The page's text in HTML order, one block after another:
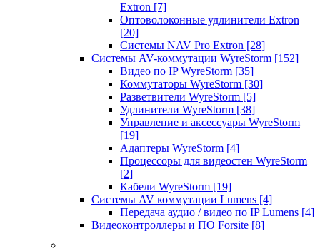
Extron [7]
Оптоволоконные удлинители Extron
[20]
Системы NAV Pro Extron [28]
Системы AV-коммутации WyreStorm [152]
Видео по IP WyreStorm [35]
Коммутаторы WyreStorm [30]
Разветвители WyreStorm [5]
Удлинители WyreStorm [38]
Управление и аксессуары WyreStorm
[19]
Адаптеры WyreStorm [4]
Процессоры для видеостен WyreStorm
[2]
Кабели WyreStorm [19]
Системы AV коммутации Lumens [4]
Передача аудио / видео по IP Lumens [4]
Видеоконтроллеры и ПО Forsite [8]